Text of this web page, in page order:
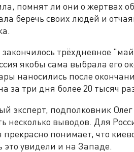
помнят ли они о жертвах
беречь своих людей и
закончилось трёхдневное
якобы сама выбрала его
наносились после
за три дня более 20 тысяч
эксперт, подполковник
несколько выводов. Для
прекрасно понимает, что
это увидели и на Западе.